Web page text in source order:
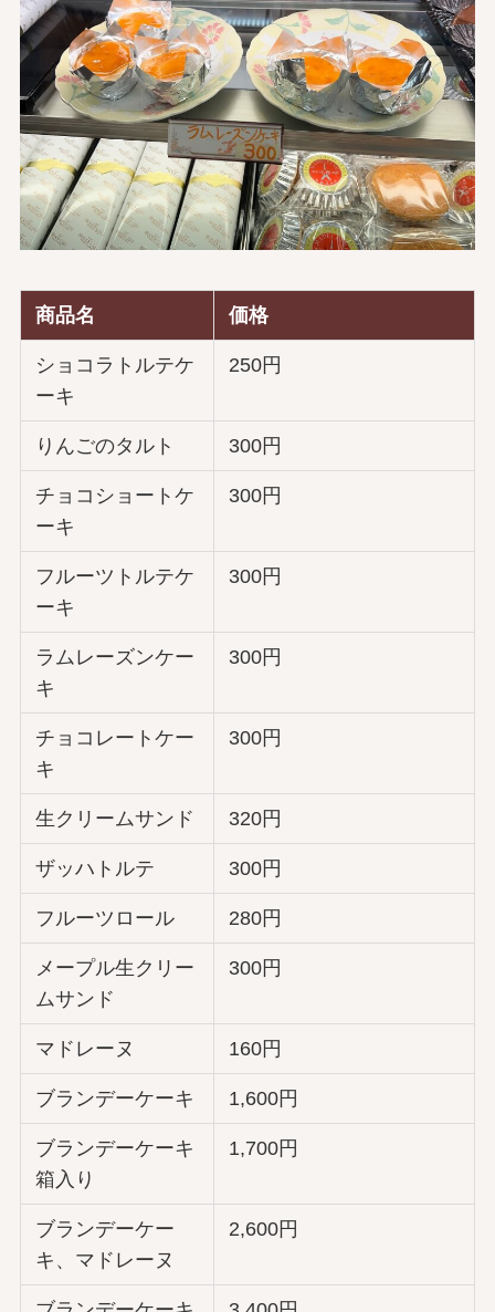
商品名 価格
ショコラトルテケ
ーキ
250円
りんごのタルト 300円
チョコショートケ
ーキ
300円
フルーツトルテケ
ーキ
300円
ラムレーズンケー
キ
300円
チョコレートケー
キ
300円
生クリームサンド 320円
ザッハトルテ 300円
フルーツロール 280円
メープル生クリー
ムサンド
300円
マドレーヌ 160円
ブランデーケーキ 1,600円
ブランデーケーキ
箱入り
1,700円
ブランデーケー
キ、マドレーヌ
2,600円